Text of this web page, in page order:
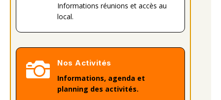
Informations réunions et accès au
local.

Nos Activités
Informations, agenda et
planning des activités.